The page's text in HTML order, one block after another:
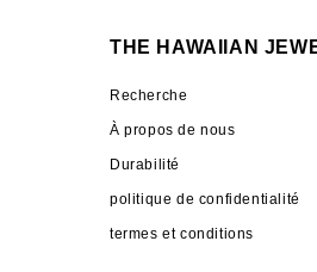
THE HAWAIIAN
Recherche
À propos de nous
Durabilité
politique de confidentialité
termes et conditions